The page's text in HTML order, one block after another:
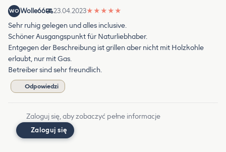
WO Wolle66 23.04.2023★ ★ ★ ★ ★
Sehr ruhig gelegen und alles inclusive.
Schöner Ausgangspunkt für Naturliebhaber.
Entgegen der Beschreibung ist grillen aber nicht mit Holzkohle
erlaubt, nur mit Gas.
Betreiber sind sehr freundlich.
Odpowiedzi
Zaloguj się, aby zobaczyć pełne informacje
Zaloguj się